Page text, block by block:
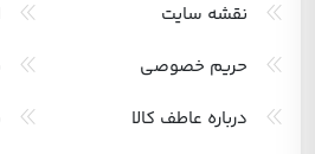
نقشه سایت
حریم خصوصی
درباره عاطف کالا